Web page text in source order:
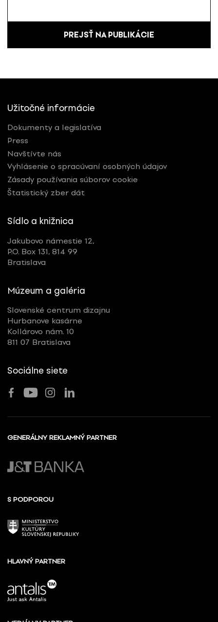
PREJSŤ NA PUBLIKÁCIE
Užitočné informácie
Dokumenty a legislatíva
Press
Navštívte nás
Vyhlásenie o spracúvaní osobných údajov
Zásady používania súborov cookie
Štatistický zber dát
Sídlo a knižnica
Jakubovo námestie 12,
P.O. Box 131, 814 99
Bratislava
Múzeum a galéria
Slovenské centrum dizajnu
Hurbanove kasárne
Kollárovo nám. 10
811 07 Bratislava
Sociálne siete
GENERÁLNY REKLAMNÝ PARTNER
S PODPOROU
HLAVNÝ PARTNER